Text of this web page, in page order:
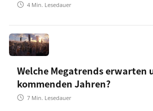
4 Min. Lesedauer
Welche Megatrends erwarten
kommenden Jahren?
7 Min. Lesedauer